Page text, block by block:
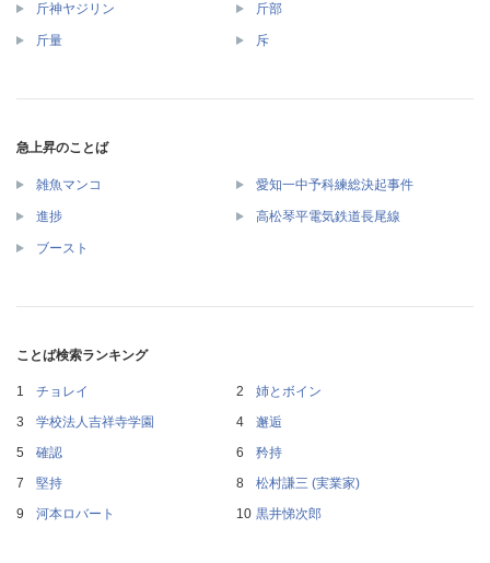
斤神ヤジリン 斤部
斤量 斥
急上昇のことば
雑魚マンコ 愛知一中予科練総決起事件
進捗 高松琴平電気鉄道長尾線
ブースト
ことば検索ランキング
チョレイ
姉とボイン
学校法人吉祥寺学園
邂逅
確認
矜持
堅持
松村謙三 (実業家)
河本ロバート
黒井悌次郎